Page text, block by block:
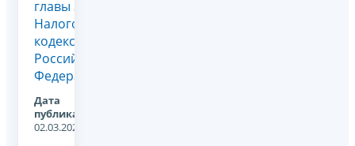
главы 30
Налогового
кодекса
Российской
Федерации
Дата
публикации:
02.03.2022